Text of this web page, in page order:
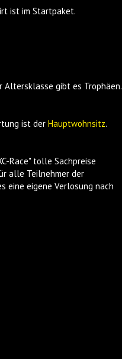
ist im Startpaket.
Altersklasse gibt es Trophäen.
ist der Hauptwohnsitz.
Race" tolle Sachpreise
alle Teilnehmer der
eine eigene Verlosung nach